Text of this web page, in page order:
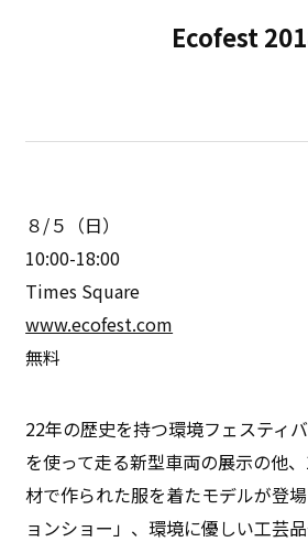
Ecofest
８/５（日）
10:00-18:00
Times Square
www.ecofest.com
無料
22年の歴史を持つ環境フェスティ
を使って走る新型車両の展示の他
材で作られた服を着たモデルが登
ョンショー」、環境に優しい工芸